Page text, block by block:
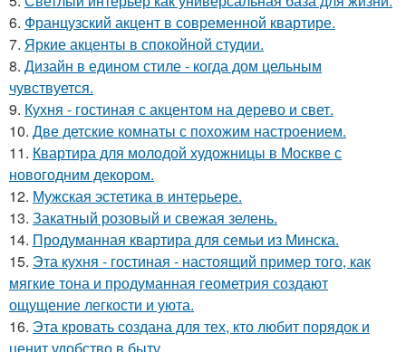
6. Французский акцент в современной квартире.
7. Яркие акценты в спокойной студии.
8. Дизайн в едином стиле - когда дом цельным
чувствуется.
9. Кухня - гостиная с акцентом на дерево и свет.
10. Две детские комнаты с похожим настроением.
11. Квартира для молодой художницы в Москве с
новогодним декором.
12. Мужская эстетика в интерьере.
13. Закатный розовый и свежая зелень.
14. Продуманная квартира для семьи из Минска.
15. Эта кухня - гостиная - настоящий пример того, как
мягкие тона и продуманная геометрия создают
ощущение легкости и уюта.
16. Эта кровать создана для тех, кто любит порядок и
ценит удобство в быту.